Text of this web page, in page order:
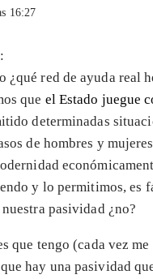
16:27
:
¿qué red de ayuda real
que el Estado juegue
determinadas
de hombres y
y lo permitimos,
pasividad ¿no?
que tengo (cada vez
hay una pasividad